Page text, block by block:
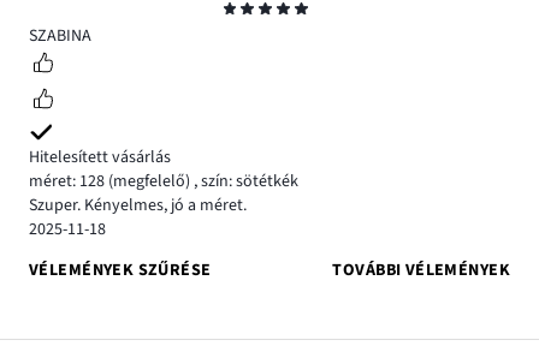
5
SZABINA
Hitelesített vásárlás
méret: 128 (megfelelő) ,szín: sötétkék
Szuper. Kényelmes, jó a méret.
2025-11-18
VÉLEMÉNYEK SZŰRÉSE
TOVÁBBI VÉLEMÉNYEK